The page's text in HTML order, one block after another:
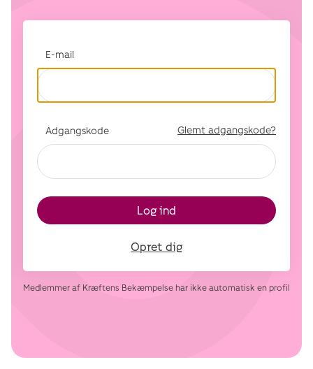
E-mail
Adgangskode Glemt adgangskode?
Log ind
Opret dig
Medlemmer af Kræftens Bekæmpelse har ikke automatisk en profil